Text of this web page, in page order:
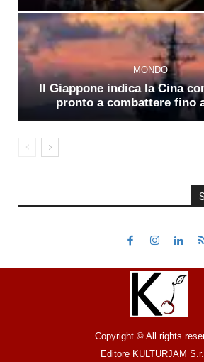
MONDO
Il Giappone indica la Cina
pronto a combattere fino
Copyright © All rights
Editore KULTURJAM